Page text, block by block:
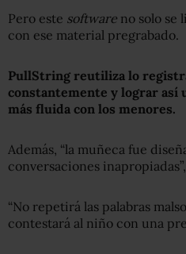
Pero este software no solo se
con ese material pregrabado.
PullString reutiliza lo
constantemente y lograr así
más fluida con los menores.
Además, “la muñeca fue
conversaciones
“No repetirá las palabras
contestará al niño con una